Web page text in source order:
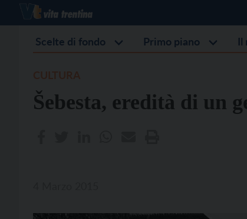
Scelte di fondo Primo piano Il
Šebesta, eredità di un